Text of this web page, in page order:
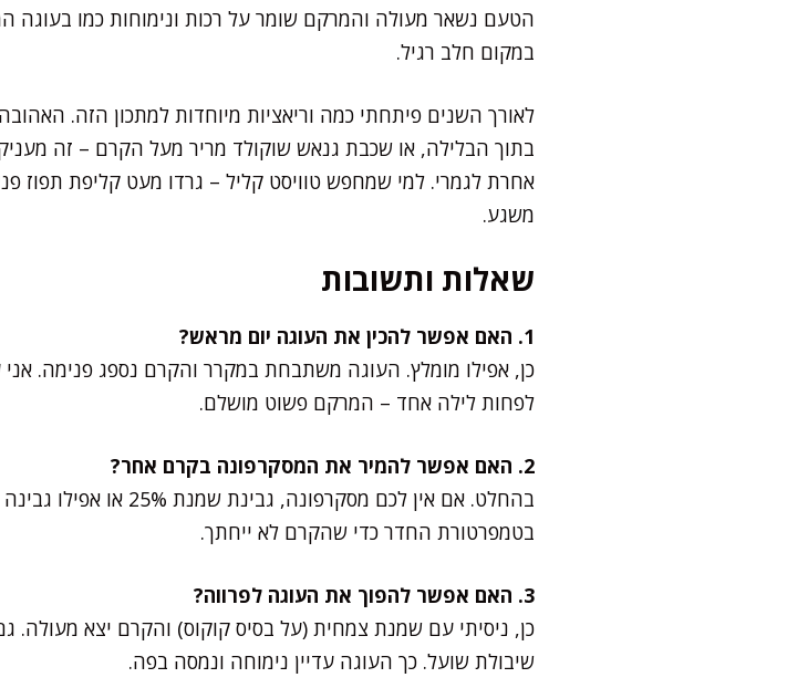
הטעם נשאר מעולה והמרקם שומר על רכות ונימוחות כמו בעוגה
במקום חלב רגיל.
לאורך השנים פיתחתי כמה וריאציות מיוחדות למתכון הזה.
בתוך הבלילה, או שכבת גנאש שוקולד מריר מעל הקרם – זה
אחרת לגמרי. למי שמחפש טוויסט קליל – גרדו מעט קליפת תפוז
משגע.
שאלות ותשובות
1. האם אפשר להכין את העוגה יום מראש?
כן, אפילו מומלץ. העוגה משתבחת במקרר והקרם נספג פנימה. אני
לפחות לילה אחד – המרקם פשוט מושלם.
2. האם אפשר להמיר את המסקרפונה בקרם אחר?
בהחלט. אם אין לכם
בטמפרטורת החדר כדי שהקרם לא ייחתך.
3. האם אפשר להפוך את העוגה לפרווה?
כן, ניסיתי עם שמנת צמחית (על בסיס קוקוס) והקרם יצא
שיבולת שועל. כך העוגה עדיין נימוחה ונמסה בפה.